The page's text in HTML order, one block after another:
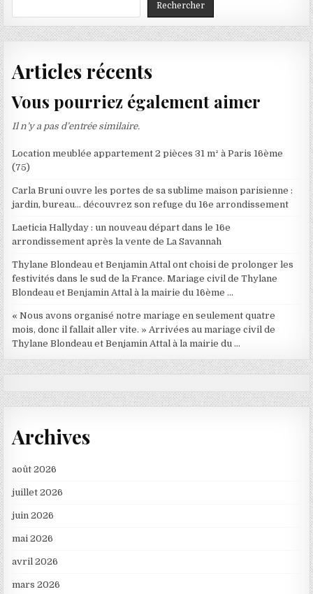
Rechercher
Articles récents
Vous pourriez également aimer
Il n’y a pas d’entrée similaire.
Location meublée appartement 2 pièces 31 m² à Paris 16ème
(75)
Carla Bruni ouvre les portes de sa sublime maison parisienne :
jardin, bureau… découvrez son refuge du 16e arrondissement
Laeticia Hallyday : un nouveau départ dans le 16e
arrondissement après la vente de La Savannah
Thylane Blondeau et Benjamin Attal ont choisi de prolonger les
festivités dans le sud de la France. Mariage civil de Thylane
Blondeau et Benjamin Attal à la mairie du 16ème …
« Nous avons organisé notre mariage en seulement quatre
mois, donc il fallait aller vite. » Arrivées au mariage civil de
Thylane Blondeau et Benjamin Attal à la mairie du …
Archives
août 2026
juillet 2026
juin 2026
mai 2026
avril 2026
mars 2026